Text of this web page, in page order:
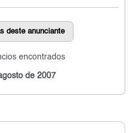
deste anunciante
encontrados
de 2007